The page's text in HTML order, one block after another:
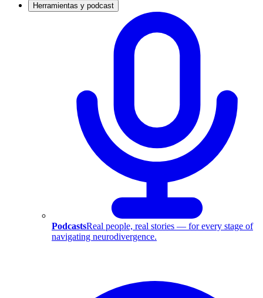
Herramientas y podcast
PodcastsReal people, real stories — for every stage of
navigating neurodivergence.